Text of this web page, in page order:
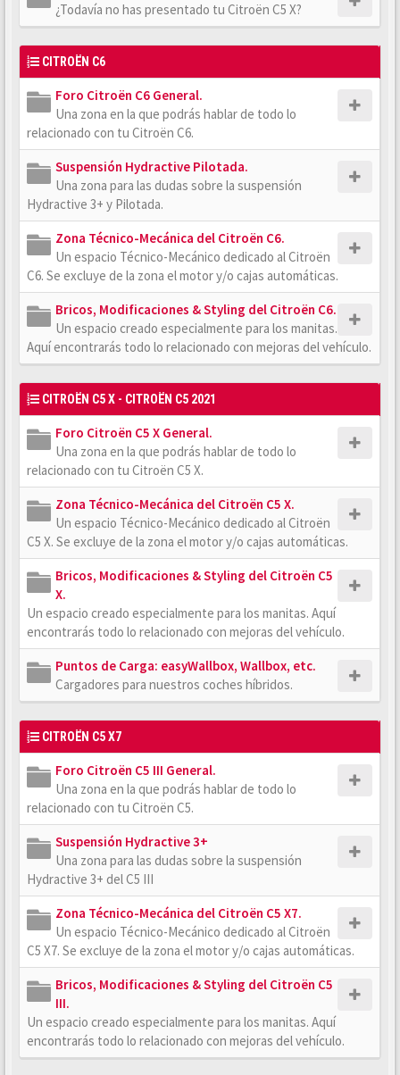
¿Todavía no has presentado tu Citroën C5 X?
CITROËN C6
Foro Citroën C6 General.
Una zona en la que podrás hablar de todo lo
relacionado con tu Citroën C6.
Suspensión Hydractive Pilotada.
Una zona para las dudas sobre la suspensión
Hydractive 3+ y Pilotada.
Zona Técnico-Mecánica del Citroën C6.
Un espacio Técnico-Mecánico dedicado al Citroën
C6. Se excluye de la zona el motor y/o cajas automáticas.
Bricos, Modificaciones & Styling del Citroën C6.
Un espacio creado especialmente para los manitas.
Aquí encontrarás todo lo relacionado con mejoras del vehículo.
CITROËN C5 X - CITROËN C5 2021
Foro Citroën C5 X General.
Una zona en la que podrás hablar de todo lo
relacionado con tu Citroën C5 X.
Zona Técnico-Mecánica del Citroën C5 X.
Un espacio Técnico-Mecánico dedicado al Citroën
C5 X. Se excluye de la zona el motor y/o cajas automáticas.
Bricos, Modificaciones & Styling del Citroën C5
X.
Un espacio creado especialmente para los manitas. Aquí
encontrarás todo lo relacionado con mejoras del vehículo.
Puntos de Carga: easyWallbox, Wallbox, etc.
Cargadores para nuestros coches híbridos.
CITROËN C5 X7
Foro Citroën C5 III General.
Una zona en la que podrás hablar de todo lo
relacionado con tu Citroën C5.
Suspensión Hydractive 3+
Una zona para las dudas sobre la suspensión
Hydractive 3+ del C5 III
Zona Técnico-Mecánica del Citroën C5 X7.
Un espacio Técnico-Mecánico dedicado al Citroën
C5 X7. Se excluye de la zona el motor y/o cajas automáticas.
Bricos, Modificaciones & Styling del Citroën C5
III.
Un espacio creado especialmente para los manitas. Aquí
encontrarás todo lo relacionado con mejoras del vehículo.